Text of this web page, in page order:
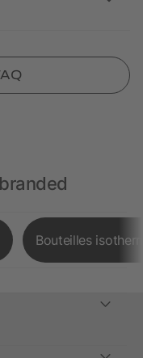
Bouteilles